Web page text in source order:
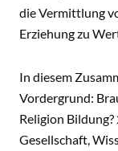
die Vermittlung
Erziehung zu
In diesem
Vordergrund:
Religion
Gesellschaft,